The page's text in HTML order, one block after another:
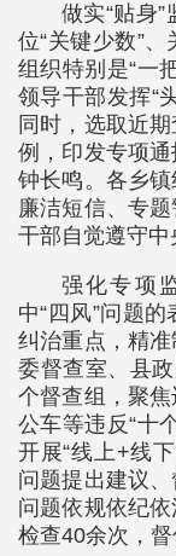
做实“贴身
位“关键少数”
组织特别是“一
领导干部发挥“
同时，选取近
例，印发专项
钟长鸣。各乡
廉洁短信、专
干部自觉遵守中
强化专项
中“四风”问题
纠治重点，精
委督查室、县
个督查组，聚
公车等违反“十
开展“线上+线
问题提出建议
问题依规依纪
检查40余次，督